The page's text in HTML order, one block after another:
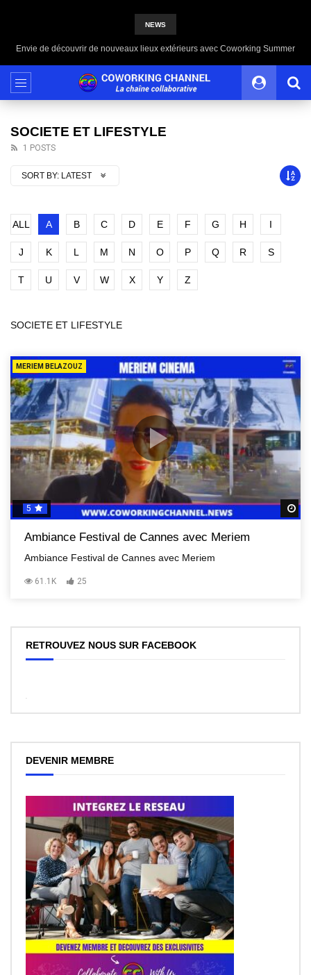
NEWS
Envie de découvrir de nouveaux lieux extérieurs avec Coworking Summer
SOCIETE ET LIFESTYLE
1 POSTS
SORT BY: LATEST
ALL A B C D E F G H I
J K L M N O P Q R S
T U V W X Y Z
SOCIETE ET LIFESTYLE
MERIEM BELAZOUZ
5
Ambiance Festival de Cannes avec Meriem
Ambiance Festival de Cannes avec Meriem
61.1K 25
RETROUVEZ NOUS SUR FACEBOOK
DEVENIR MEMBRE